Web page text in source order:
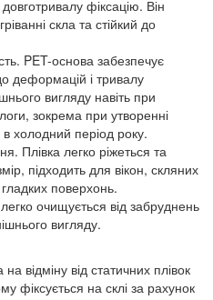
фіксацію. Він
скла та стійкий до
PET-основа забезпечує
деформацій і тривалу
вигляду навіть при
зокрема при утворенні
в холодний період року.
Плівка легко ріжеться та
підходить для вікон, скляних
поверхонь.
очищується від забруднень
вигляду.
відміну від статичних плівок
фіксується на склі за рахунок